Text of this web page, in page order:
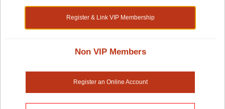
Register & Link VIP Membership
Non VIP Members
Register an Online Account